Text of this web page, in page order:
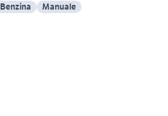
Benzina Manuale